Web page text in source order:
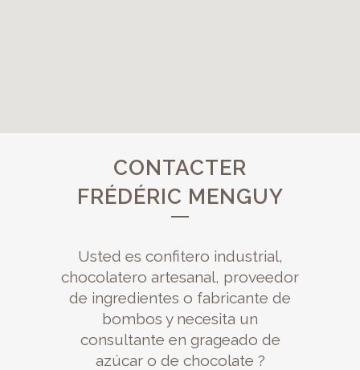
CONTACTER
FRÉDÉRIC MENGUY
Usted es confitero industrial,
chocolatero artesanal, proveedor
de ingredientes o fabricante de
bombos y necesita un
consultante en grageado de
azúcar o de chocolate ?